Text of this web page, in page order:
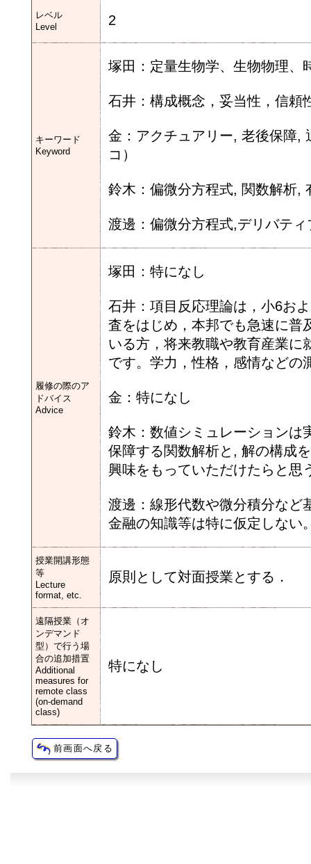
レベル
Level
2
キーワード
Keyword
塚田：定量生物学、生物物理、
石井：構成概念，妥当性，信頼
金：アクチュアリー, 老後保障,
コ）
鈴木：偏微分方程式, 関数解析,
渡邊：偏微分方程式,デリバテ
履修の際のア
ドバイス
Advice
塚田：特になし
石井：項目反応理論は，小6お
査をはじめ，本邦でも急速に普
いる方，将来教職や教育産業に
です。学力，性格，感情などの
金：特になし
鈴木：数値シミュレーションは
保障する関数解析と, 解の構成
興味をもっていただけたらと思
渡邊：線形代数や微分積分など
金融の知識等は特に仮定しない
授業開講形態
等
Lecture
format, etc.
原則として対面授業とする．
遠隔授業（オ
ンデマンド
型）で行う場
合の追加措置
Additional
measures for
remote class
(on-demand
class)
特になし